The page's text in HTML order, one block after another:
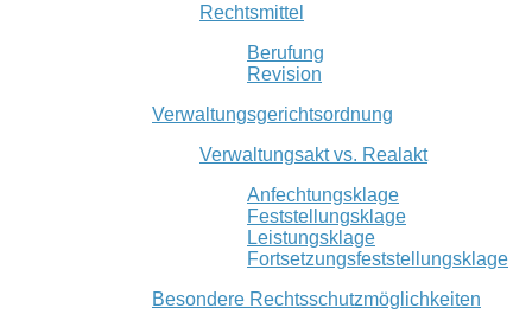
Rechtsmittel
Berufung
Revision
Verwaltungsgerichtsordnung
Verwaltungsakt vs. Realakt
Anfechtungsklage
Feststellungsklage
Leistungsklage
Fortsetzungsfeststellungsklage
Besondere Rechtsschutzmöglichkeiten